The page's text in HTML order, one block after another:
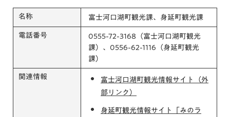
名称 富士河口湖町観光課、身延町観光課
電話番号
0555-72-3168（富士河口湖町観光
課）、0556-62-1116（身延町観光
課）
関連情報
富士河口湖町観光情報サイト（外
部リンク）
身延町観光情報サイト「みのラ